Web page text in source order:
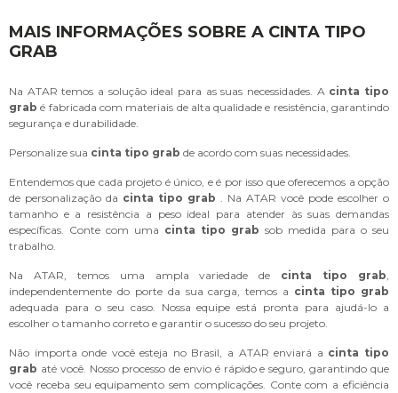
MAIS INFORMAÇÕES SOBRE A CINTA TIPO
GRAB
Na ATAR temos a solução ideal para as suas necessidades. A cinta tipo
grab é fabricada com materiais de alta qualidade e resistência, garantindo
segurança e durabilidade.
Personalize sua cinta tipo grab de acordo com suas necessidades.
Entendemos que cada projeto é único, e é por isso que oferecemos a opção
de personalização da cinta tipo grab . Na ATAR você pode escolher o
tamanho e a resistência a peso ideal para atender às suas demandas
específicas. Conte com uma cinta tipo grab sob medida para o seu
trabalho.
Na ATAR, temos uma ampla variedade de cinta tipo grab,
independentemente do porte da sua carga, temos a cinta tipo grab
adequada para o seu caso. Nossa equipe está pronta para ajudá-lo a
escolher o tamanho correto e garantir o sucesso do seu projeto.
Não importa onde você esteja no Brasil, a ATAR enviará a cinta tipo
grab até você. Nosso processo de envio é rápido e seguro, garantindo que
você receba seu equipamento sem complicações. Conte com a eficiência